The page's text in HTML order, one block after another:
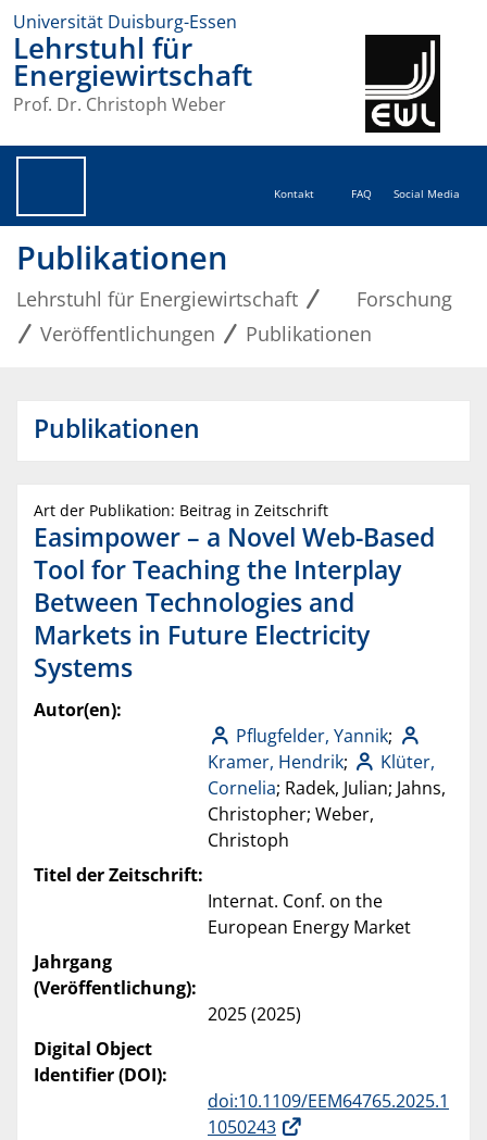
Universität Duisburg-Essen
Lehrstuhl für
Energiewirtschaft
Prof. Dr. Christoph Weber
Kontakt FAQ Social Media
Publikationen
Lehrstuhl für Energiewirtschaft
Forschung
Veröffentlichungen
Publikationen
Publikationen
Art der Publikation: Beitrag in Zeitschrift
Easimpower – a Novel Web-Based
Tool for Teaching the Interplay
Between Technologies and
Markets in Future Electricity
Systems
Autor(en):
Pflugfelder, Yannik;
Kramer, Hendrik;
Klüter,
Cornelia; Radek, Julian; Jahns,
Christopher; Weber,
Christoph
Titel der Zeitschrift:
Internat. Conf. on the
European Energy Market
Jahrgang
(Veröffentlichung):
2025 (2025)
Digital Object
Identifier (DOI):
doi:10.1109/EEM64765.2025.1
1050243